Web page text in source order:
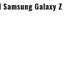
Samsung Galaxy Z